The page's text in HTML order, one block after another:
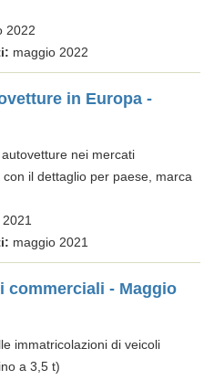
2022
maggio 2022
in Europa -
nei mercati
con il dettaglio per paese, marca
maggio 2021
commerciali - Maggio
immatricolazioni di veicoli
a 3,5 t)